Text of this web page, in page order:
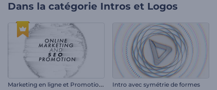
Dans la catégorie Intros et Logos
M
arketing en ligne et Promotion SEO Intro avec symétrie de formes